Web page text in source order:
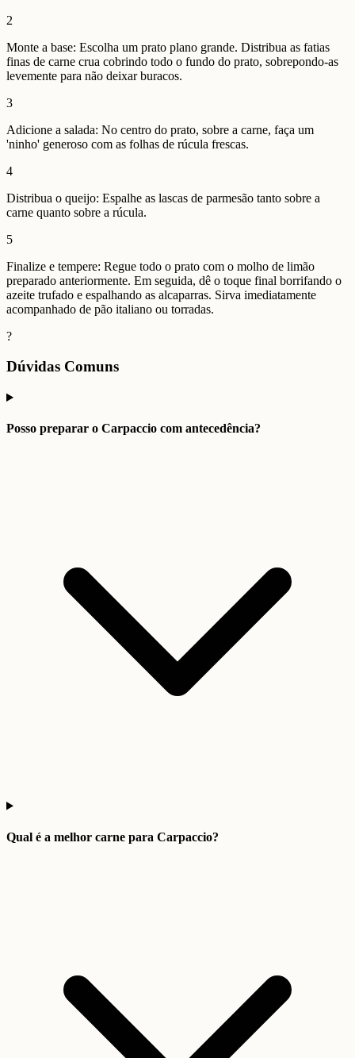
2
Monte a base: Escolha um prato plano grande. Distribua as fatias
finas de carne crua cobrindo todo o fundo do prato, sobrepondo-as
levemente para não deixar buracos.
3
Adicione a salada: No centro do prato, sobre a carne, faça um
'ninho' generoso com as folhas de rúcula frescas.
4
Distribua o queijo: Espalhe as lascas de parmesão tanto sobre a
carne quanto sobre a rúcula.
5
Finalize e tempere: Regue todo o prato com o molho de limão
preparado anteriormente. Em seguida, dê o toque final borrifando o
azeite trufado e espalhando as alcaparras. Sirva imediatamente
acompanhado de pão italiano ou torradas.
?
Dúvidas Comuns
Posso preparar o Carpaccio com antecedência?
Qual é a melhor carne para Carpaccio?